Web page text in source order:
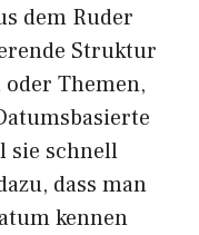
dem Ruder
Struktur
Themen,
sie schnell
dass man
kennen